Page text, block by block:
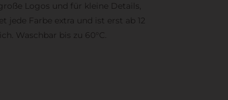
Logos und für kleine Details,
jede Farbe extra und ist erst ab 12
Waschbar bis zu 60°C.